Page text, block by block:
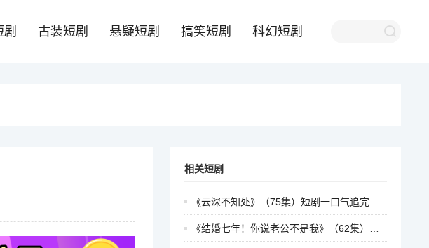
古装短剧 悬疑短剧 搞笑短剧 科幻短剧
相关短剧
《云深不知处》（75集）短剧一口气追完不卡顿
《结婚七年！你说老公不是我》（62集）短剧全集每日更新追不停